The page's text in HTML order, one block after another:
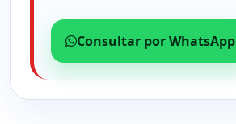
Consultar por WhatsApp